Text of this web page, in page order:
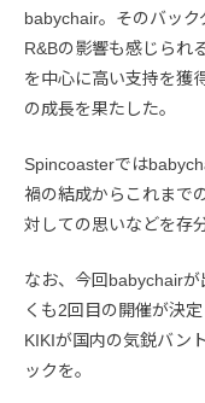
babychair。そのバッ
R&Bの影響も感じられ
を中心に高い支持を獲
の成長を果たした。
Spincoasterでは
禍の結成からこれまで
対しての思いなどを存
なお、今回babychairが
くも2回目の開催が決
KIKIが国内の気鋭バン
ックを。